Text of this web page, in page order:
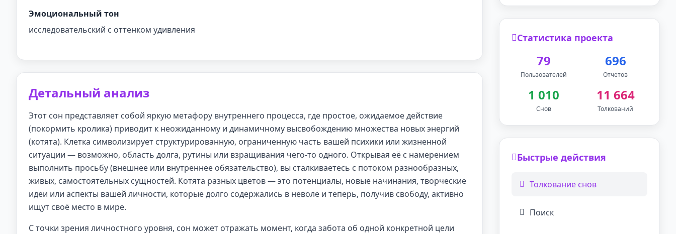
Эмоциональный тон
исследовательский с оттенком удивления
Детальный анализ
Этот сон представляет собой яркую метафору внутреннего процесса, где простое, ожидаемое действие
(покормить кролика) приводит к неожиданному и динамичному высвобождению множества новых энергий
(котята). Клетка символизирует структурированную, ограниченную часть вашей психики или жизненной
ситуации — возможно, область долга, рутины или взращивания чего-то одного. Открывая её с намерением
выполнить просьбу (внешнее или внутреннее обязательство), вы сталкиваетесь с потоком разнообразных,
живых, самостоятельных сущностей. Котята разных цветов — это потенциалы, новые начинания, творческие
идеи или аспекты вашей личности, которые долго содержались в неволе и теперь, получив свободу, активно
ищут своё место в мире.
С точки зрения личностного уровня, сон может отражать момент, когда забота об одной конкретной цели
Статистика проекта
79
Пользователей
696
Отчетов
1 010
Снов
11 664
Толкований
Быстрые действия
Толкование снов
Поиск